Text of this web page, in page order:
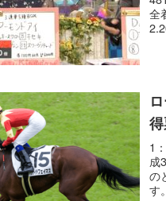
1
成
の
す